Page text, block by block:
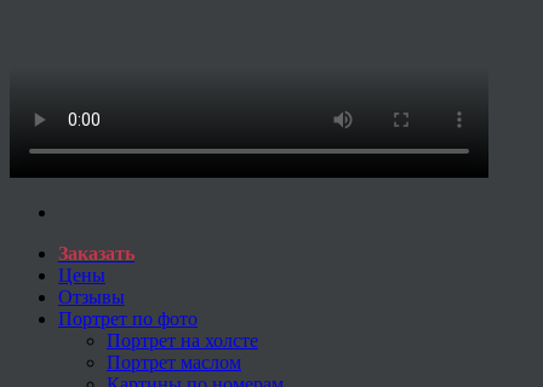
Заказать
Цены
Отзывы
Портрет по фото
Портрет на холсте
Портрет маслом